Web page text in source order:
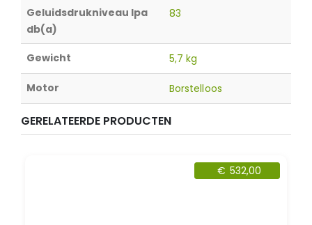
Geluidsdrukniveau lpa
db(a)
83
Gewicht 5,7 kg
Motor Borstelloos
GERELATEERDE PRODUCTEN
€ 532,00